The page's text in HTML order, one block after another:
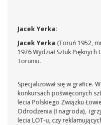
Jacek Yerka:
Jacek Yerka (Toruń 1952,
1976 Wydział Sztuk
Toruniu.
Specjalizował się w grafice.
konkursach poświęconych
lecia Polskiego Związku
Odrodzenia (I nagroda),
lecia LOT-u, czy